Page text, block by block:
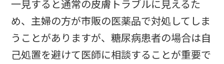
一見すると通常の皮膚トラブルに見えるた
め、主婦の方が市販の医薬品で対処してしま
うことがありますが、糖尿病患者の場合は自
己処置を避けて医師に相談することが重要で